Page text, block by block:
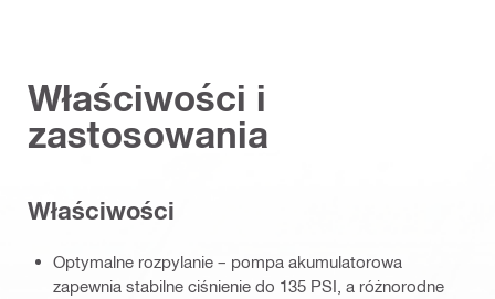
Właściwości i
zastosowania
Właściwości
Optymalne rozpylanie – pompa akumulatorowa
zapewnia stabilne ciśnienie do 135 PSI, a różnorodne